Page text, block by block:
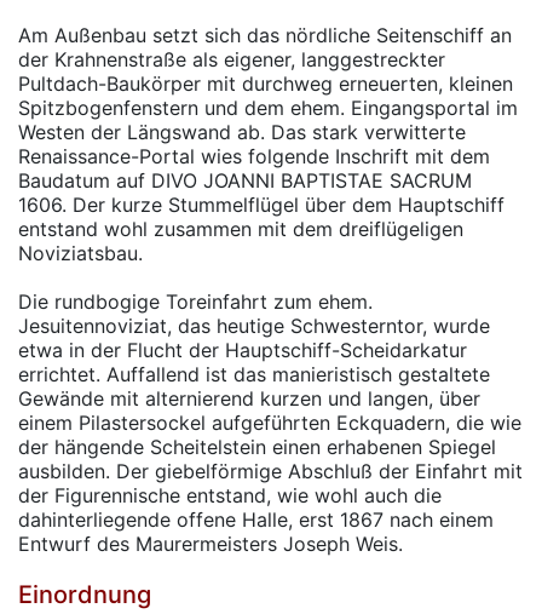
Am Außenbau setzt sich das nördliche Seitenschiff an
der Krahnenstraße als eigener, langgestreckter
Pultdach-Baukörper mit durchweg erneuerten, kleinen
Spitzbogenfenstern und dem ehem. Eingangsportal im
Westen der Längswand ab. Das stark verwitterte
Renaissance-Portal wies folgende Inschrift mit dem
Baudatum auf DIVO JOANNI BAPTISTAE SACRUM
1606. Der kurze Stummelflügel über dem Hauptschiff
entstand wohl zusammen mit dem dreiflügeligen
Noviziatsbau.
Die rundbogige Toreinfahrt zum ehem.
Jesuitennoviziat, das heutige Schwesterntor, wurde
etwa in der Flucht der Hauptschiff-Scheidarkatur
errichtet. Auffallend ist das manieristisch gestaltete
Gewände mit alternierend kurzen und langen, über
einem Pilastersockel aufgeführten Eckquadern, die wie
der hängende Scheitelstein einen erhabenen Spiegel
ausbilden. Der giebelförmige Abschluß der Einfahrt mit
der Figurennische entstand, wie wohl auch die
dahinterliegende offene Halle, erst 1867 nach einem
Entwurf des Maurermeisters Joseph Weis.
Einordnung